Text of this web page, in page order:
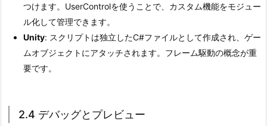
の
際
に
意
識
点
つけます。UserControlを使うことで、カスタム機能をモジュー
ル化して管理できます。
Unity: スクリプトは独立したC#ファイルとして作成され、ゲー
ムオブジェクトにアタッチされます。フレーム駆動の概念が重
要です。
2.4 デバッグとプレビュー